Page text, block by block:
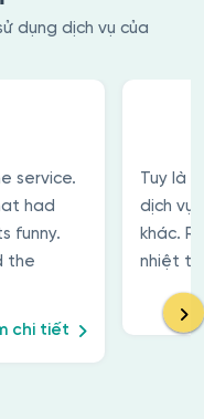
dụng dịch vụ của
service.
had
funny.
the
chi tiết
Tuy là
dịch vụ
khác.
nhiệt